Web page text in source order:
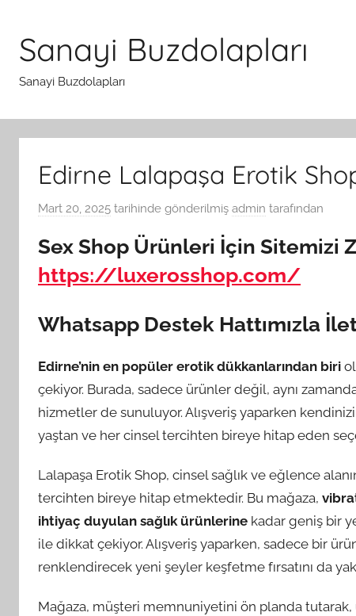
Sanayi Buzdolapları
Sanayi Buzdolapları
Edirne Lalapaşa Erotik
Mart 20, 2025 tarihinde gönderilmiş admin tarafından
Sex Shop Ürünleri İçin Sitemizi
https://luxerosshop.com/
Whatsapp Destek Hattımızla
Edirne’nin en popüler erotik dükkanlarından biri
çekiyor. Burada, sadece ürünler değil, aynı
hizmetler de sunuluyor. Alışveriş yaparken
yaştan ve her cinsel tercihten bireye hitap eden
Lalapaşa Erotik Shop, cinsel sağlık ve eğlence
tercihten bireye hitap etmektedir. Bu mağaza,
ihtiyaç duyulan sağlık ürünlerine kadar geniş bir
ile dikkat çekiyor. Alışveriş yaparken, sadece bir
renklendirecek yeni şeyler keşfetme fırsatını da
Mağaza, müşteri memnuniyetini ön planda tutarak,